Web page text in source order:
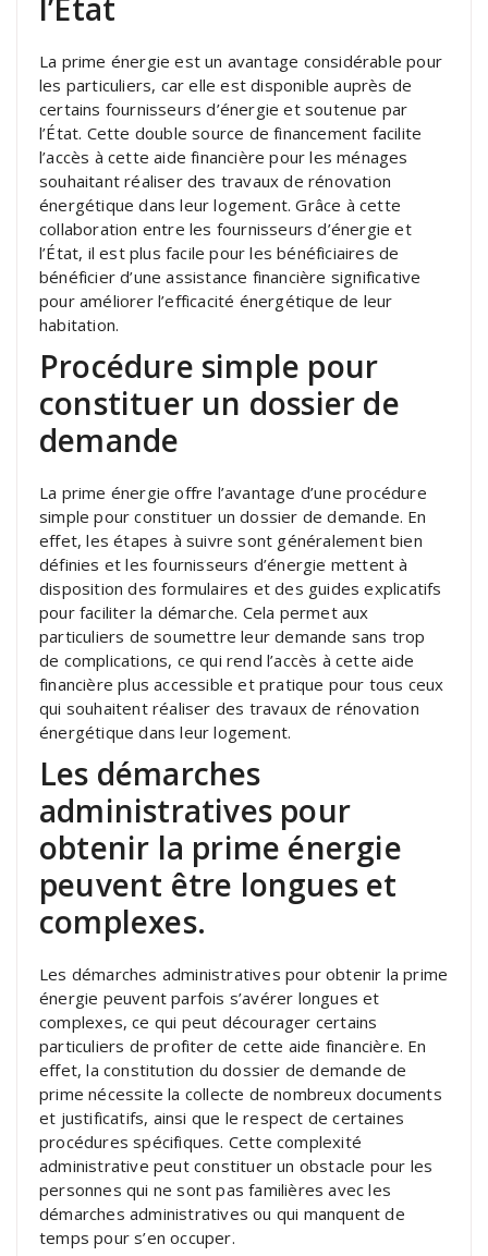
La prime énergie est un avantage considérable pour
les particuliers, car elle est disponible auprès de
certains fournisseurs d’énergie et soutenue par
l’État. Cette double source de financement facilite
l’accès à cette aide financière pour les ménages
souhaitant réaliser des travaux de rénovation
énergétique dans leur logement. Grâce à cette
collaboration entre les fournisseurs d’énergie et
l’État, il est plus facile pour les bénéficiaires de
bénéficier d’une assistance financière significative
pour améliorer l’efficacité énergétique de leur
habitation.
Procédure simple pour
constituer un dossier de
demande
La prime énergie offre l’avantage d’une procédure
simple pour constituer un dossier de demande. En
effet, les étapes à suivre sont généralement bien
définies et les fournisseurs d’énergie mettent à
disposition des formulaires et des guides explicatifs
pour faciliter la démarche. Cela permet aux
particuliers de soumettre leur demande sans trop
de complications, ce qui rend l’accès à cette aide
financière plus accessible et pratique pour tous ceux
qui souhaitent réaliser des travaux de rénovation
énergétique dans leur logement.
Les démarches
administratives pour
obtenir la prime énergie
peuvent être longues et
complexes.
Les démarches administratives pour obtenir la prime
énergie peuvent parfois s’avérer longues et
complexes, ce qui peut décourager certains
particuliers de profiter de cette aide financière. En
effet, la constitution du dossier de demande de
prime nécessite la collecte de nombreux documents
et justificatifs, ainsi que le respect de certaines
procédures spécifiques. Cette complexité
administrative peut constituer un obstacle pour les
personnes qui ne sont pas familières avec les
démarches administratives ou qui manquent de
temps pour s’en occuper.